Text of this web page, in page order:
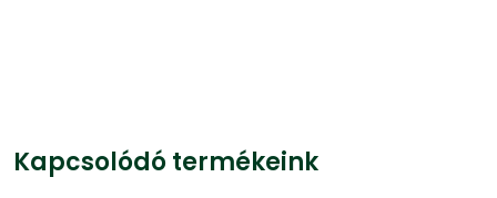
Kapcsolódó termékeink